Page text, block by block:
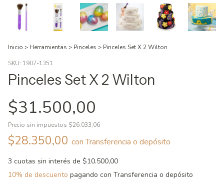
Inicio > Herramientas > Pinceles > Pinceles Set X 2 Wilton
SKU: 1907-1351
Pinceles Set X 2 Wilton
$31.500,00
Precio sin impuestos $26.033,06
$28.350,00 con Transferencia o depósito
3 cuotas sin interés de $10.500,00
10% de descuento pagando con Transferencia o depósito